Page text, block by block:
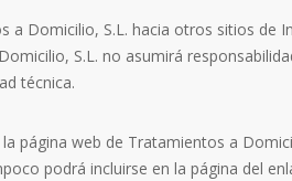
a Domicilio, S.L. hacia otros sitios
S.L. no asumirá
técnica.
página web de Tratamientos a
podrá incluirse en la página del